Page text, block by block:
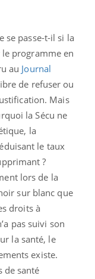
se passe-t-il si la
programme en
au Journal
de refuser ou
Mais
la Sécu ne
la
le taux
?
lors de la
sur blanc que
droits à
pas suivi son
la santé, le
existe.
de santé